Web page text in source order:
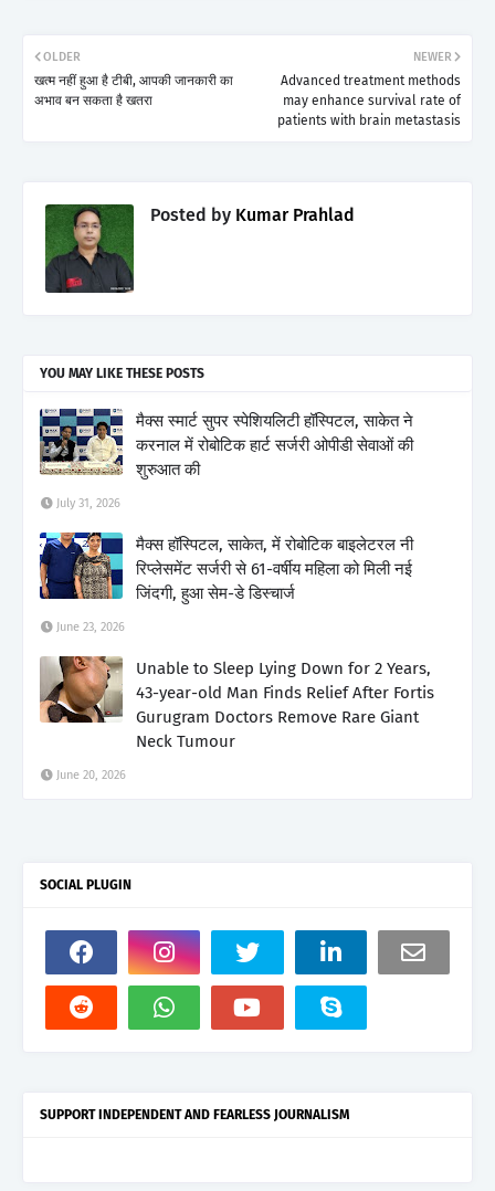
NEWER
Advanced treatment methods
may enhance survival rate of
patients with brain metastasis
OLDER
खत्म नहीं हुआ है टीबी, आपकी जानकारी का
अभाव बन सकता है खतरा
Posted by Kumar Prahlad
YOU MAY LIKE THESE POSTS
मैक्स स्मार्ट सुपर स्पेशियलिटी हॉस्पिटल, साकेत ने
करनाल में रोबोटिक हार्ट सर्जरी ओपीडी सेवाओं की
शुरुआत की
July 31, 2026
मैक्स हॉस्पिटल, साकेत, में रोबोटिक बाइलेटरल नी
रिप्लेसमेंट सर्जरी से 61-वर्षीय महिला को मिली नई
जिंदगी, हुआ सेम-डे डिस्चार्ज
June 23, 2026
Unable to Sleep Lying Down for 2 Years,
43-year-old Man Finds Relief After Fortis
Gurugram Doctors Remove Rare Giant
Neck Tumour
June 20, 2026
SOCIAL PLUGIN
SUPPORT INDEPENDENT AND FEARLESS JOURNALISM